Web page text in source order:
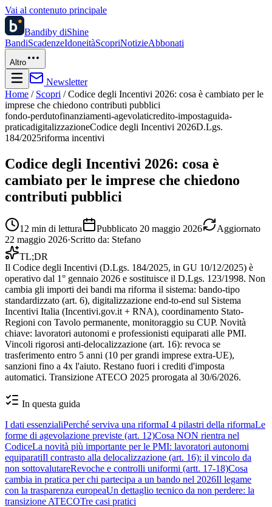
Vai al contenuto principale
Bandiby diShine
BandiScadenzeIdoneitàScopriNotizieAbbonati
Altro
Newsletter
Home / Scopri / Codice degli Incentivi 2026: cosa è cambiato per le
imprese che chiedono contributi pubblici
fondo-perdutofinanziamenti-agevolaticredito-impostaguida-
praticadigitalizzazioneCodice degli Incentivi 2026D.Lgs.
184/2025riforma incentivi
Codice degli Incentivi 2026: cosa è
cambiato per le imprese che chiedono
contributi pubblici
12 min di lettura Pubblicato 20 maggio 2026
Aggiornato
22 maggio 2026·Scritto da: Stefano
TL;DR
Il Codice degli Incentivi (D.Lgs. 184/2025, in GU 10/12/2025) è
operativo dal 1° gennaio 2026 e sostituisce il D.Lgs. 123/1998. Non
cambia gli importi dei bandi ma riforma il sistema: bando-tipo
standardizzato (art. 6), digitalizzazione end-to-end sul Sistema
Incentivi Italia (Incentivi.gov.it + RNA), coordinamento Stato-
Regioni con Tavolo permanente, monitoraggio su CUP. Novità
chiave: lavoratori autonomi e professionisti equiparati alle PMI.
Vincoli rigorosi anti-delocalizzazione (art. 16): revoca se
trasferimento entro 5 anni (10 per grandi imprese extra-UE),
sanzioni fino a 4x l'aiuto. Restano fuori i crediti d'imposta
automatici. Transizione ATECO 2025 prorogata al 30/6/2026.
In questa guida
I dati essenzialiPerché serviva una riformaI 4 pilastri della riformaLe
forme di agevolazione previste (art. 12)Cosa NON rientra nel
CodiceLa novità più importante per le PMI: lavoratori autonomi
equiparatiIl contrasto alla delocalizzazione (art. 16): il vincolo da
non sottovalutareRevoche e controlli uniformi (artt. 17-18)Cosa
cambia in pratica per chi partecipa a un bando nel 2026Il legame
con la trasparenza europeaUn dettaglio tecnico da non perdere: la
transizione ATECOTre casi pratici